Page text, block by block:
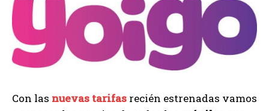
Con las nuevas tarifas recién estrenadas vamos